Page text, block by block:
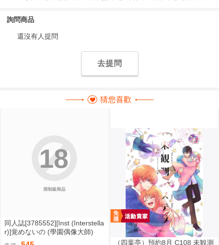
詢問商品
還沒有人提問
去提問
猜您喜歡
限制級商品
18
同人誌[3785552][Inst (Interstella
r)]覚めないの (學園偶像大師)
（四葉亭）預約8月 C108 未観測